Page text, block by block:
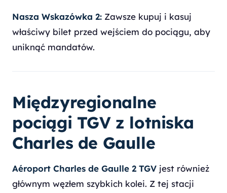
Nasza Wskazówka 2: Zawsze kupuj i kasuj
właściwy bilet przed wejściem do pociągu, aby
uniknąć mandatów.
Międzyregionalne
pociągi TGV z lotniska
Charles de Gaulle
Aéroport Charles de Gaulle 2 TGV jest również
głównym węzłem szybkich kolei. Z tej stacji